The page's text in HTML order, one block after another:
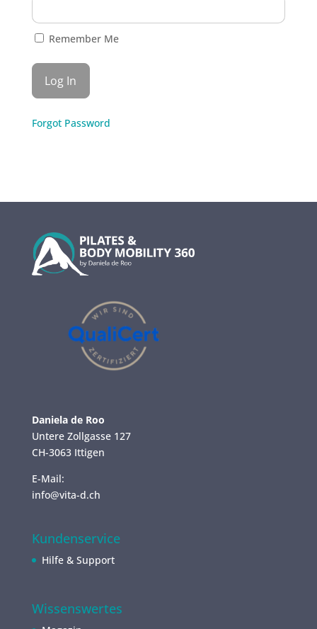
Remember Me
Forgot Password
Daniela de Roo
Untere Zollgasse 127
CH-3063 Ittigen
E-Mail:
info@vita-d.ch
Kundenservice
Hilfe & Support
Wissenswertes